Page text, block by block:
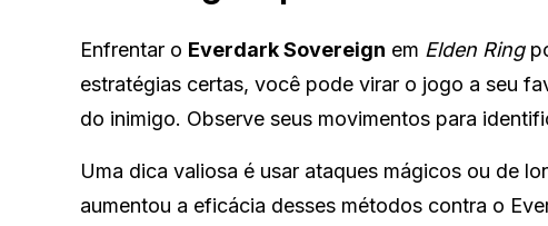
Enfrentar o Everdark Sovereign em Elden Ring
estratégias certas, você pode virar o jogo a seu
do inimigo. Observe seus movimentos para
Uma dica valiosa é usar ataques mágicos ou de
aumentou a eficácia desses métodos contra o